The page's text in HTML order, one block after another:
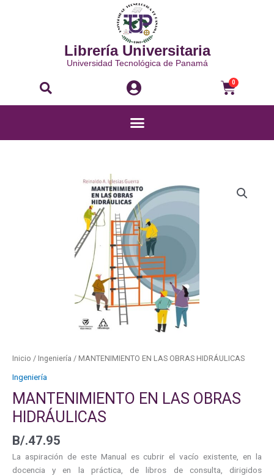
Librería Universitaria
Universidad Tecnológica de Panamá
Buscar 0
Menú
Inicio / Ingeniería / MANTENIMIENTO EN LAS OBRAS HIDRÁULICAS
Ingeniería
MANTENIMIENTO EN LAS OBRAS
HIDRÁULICAS
B/.47.95
La aspiración de este Manual es cubrir el vacío existente, en la
docencia y en la práctica, de libros de consulta, dirigidos